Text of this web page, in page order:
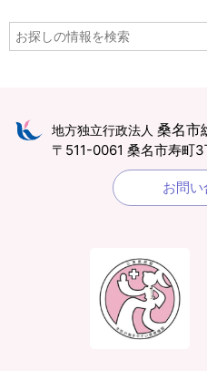
地方独立行政法人 桑名市
〒511-0061 桑名市寿町3
お問